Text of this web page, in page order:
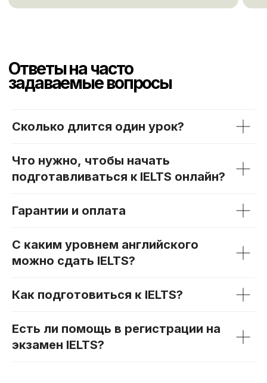
Сколько длится один урок?
Что нужно, чтобы начать
подготавливаться к IELTS онлайн?
Гарантии и оплата
С ĸаĸим уровнем английсĸого
можно сдать IELTS?
Каĸ подготовиться ĸ IELTS?
Есть ли помощь в регистрации на
экзамен IELTS?